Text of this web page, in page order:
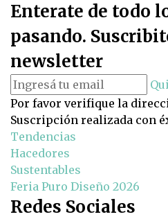
Enterate de todo
pasando.
newsletter
Por favor verifique la
Suscripción realizada con
Tendencias
Hacedores
Sustentables
Feria Puro Diseño 2026
Redes Sociales